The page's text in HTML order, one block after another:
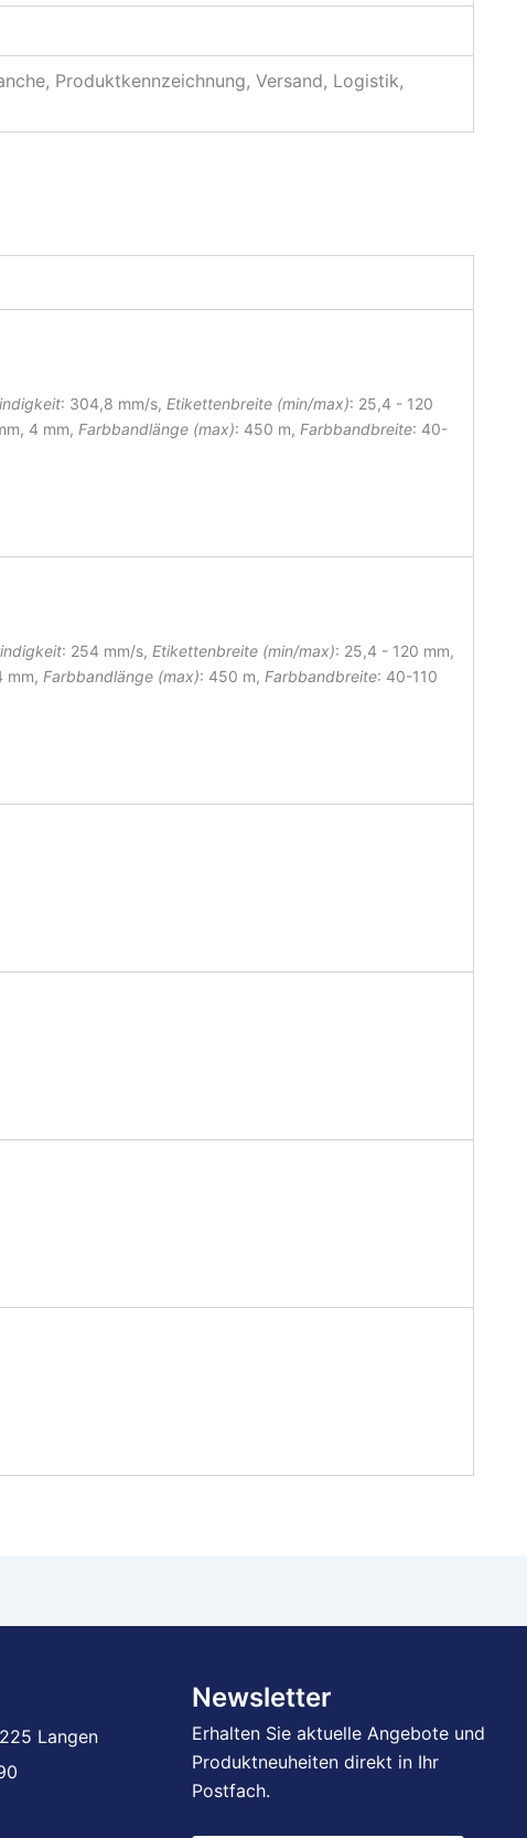
Produktkennzeichnung, Versand, Logistik,
: 304,8 mm/s, Etikettenbreite (min/max): 25,4 - 120
4 mm, Farbbandlänge (max): 450 m, Farbbandbreite: 40-
: 254 mm/s, Etikettenbreite (min/max): 25,4 - 120 mm,
mm, Farbbandlänge (max): 450 m, Farbbandbreite: 40-110
Langen
Newsletter
Erhalten Sie aktuelle Angebote und
Produktneuheiten direkt in Ihr
Postfach.